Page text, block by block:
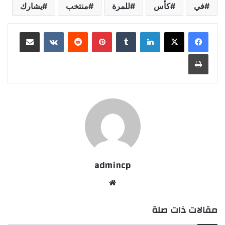
في كأس للمرة منتخب يشارك
لينكدإن بينتيريست
admincp
مقالات ذات صلة